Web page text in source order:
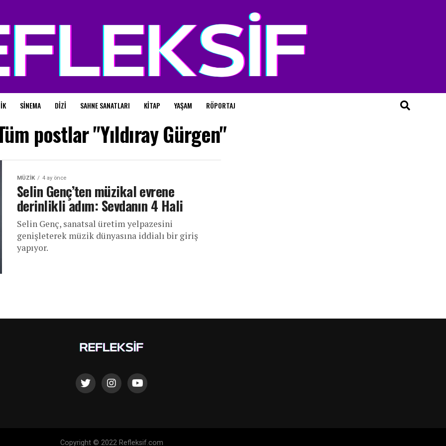
SINEMA DIZI SAHNE SANATLARI KITAP YAŞAM RÖPORTAJ
postlar "Yıldıray Gürgen"
MÜZIK 4 ay önce
Selin Genç’ten müzikal evrene
derinlikli adım: Sevdanın 4 Hali
Selin Genç, sanatsal üretim yelpazesini
genişleterek müzik dünyasına iddialı bir giriş
yapıyor.
Copyright © 2022 Refleksif.com